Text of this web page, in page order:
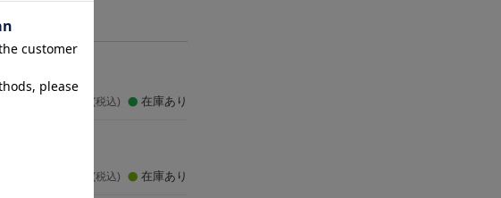
(税込) 在庫あり
(税込) 在庫あり